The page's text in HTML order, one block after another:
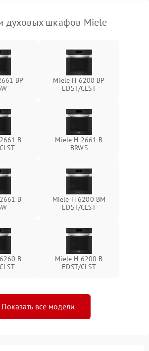
духовых шкафов Miele
BP
Miele H 6200 BP
EDST/CLST
B
Miele H 2661 B
BRWS
B
Miele H 6200 BM
EDST/CLST
B
Miele H 6200 B
EDST/CLST
Показать все модели